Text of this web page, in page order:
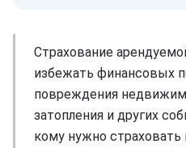
Страхование
избежать финансовых
повреждения
затопления и других
кому нужно